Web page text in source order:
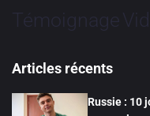
Témoignage
Articles récents
Russie : 10